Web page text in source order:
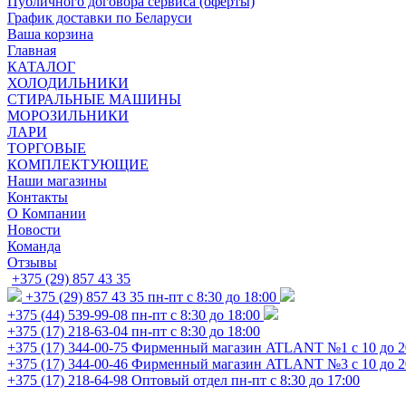
График доставки по Беларуси
Ваша корзина
Главная
КАТАЛОГ
ХОЛОДИЛЬНИКИ
СТИРАЛЬНЫЕ МАШИНЫ
МОРОЗИЛЬНИКИ
ЛАРИ
ТОРГОВЫЕ
КОМПЛЕКТУЮЩИЕ
Наши магазины
Контакты
О Компании
Новости
Команда
Отзывы
+375 (29) 857 43 35
+375 (29) 857 43 35 пн-пт с 8:30 до 18:00
+375 (44) 539-99-08 пн-пт с 8:30 до 18:00
+375 (17) 218-63-04 пн-пт с 8:30 до 18:00
+375 (17) 344-00-75 Фирменный магазин ATLANT №1 с 10 до
+375 (17) 344-00-46 Фирменный магазин ATLANT №3 с 10 до
+375 (17) 218-64-98 Оптовый отдел пн-пт с 8:30 до 17:00